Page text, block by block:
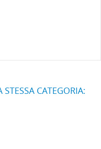
CATEGORIA: